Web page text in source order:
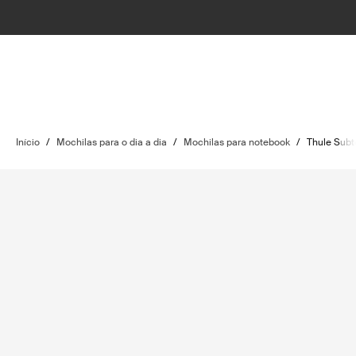
Início / Mochilas para o dia a dia / Mochilas para notebook / Thule